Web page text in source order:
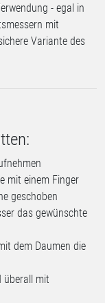
- egal in
mit
Variante des
mit einem Finger
geschoben
das gewünschte
dem Daumen die
überall mit